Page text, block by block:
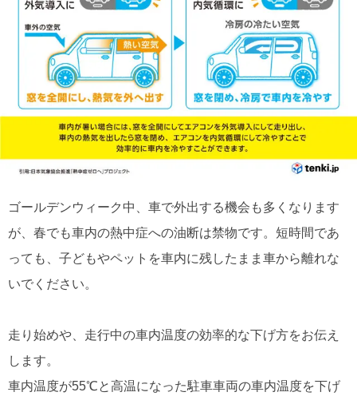
ゴールデンウィーク中、車で外出する機会も多くなります
が、春でも車内の熱中症への油断は禁物です。短時間であ
っても、子どもやペットを車内に残したまま車から離れな
いでください。
走り始めや、走行中の車内温度の効率的な下げ方をお伝え
します。
車内温度が55℃と高温になった駐車車両の車内温度を下げ